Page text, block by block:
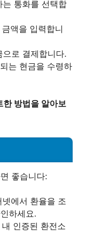
통화를 선택합
액을 입력합니
로 결제합니다.
는 현금을 수령하
한 방법을 알아보
좋습니다:
에서 환율을 조
하세요.
인증된 환전소